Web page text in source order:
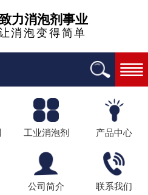
力消泡剂事业
消泡变得简单
工业消泡剂 产品中心
公司简介 联系我们